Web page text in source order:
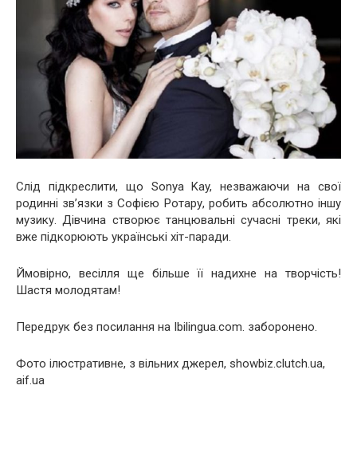
Слід підкреслити, що Sonya Kay, незважаючи на свої
родинні зв’язки з Софією Ротару, робить абсолютно іншу
музику. Дівчина створює танцювальні сучасні треки, які
вже підкорюють українські хіт-паради.
Ймовірно, весілля ще більше її надихне на творчість!
Шастя молодятам!
Передрук без посилання на Ibilingua.com. заборонено.
Фото ілюстративне, з вільних джерел, showbiz.clutch.ua,
aif.ua